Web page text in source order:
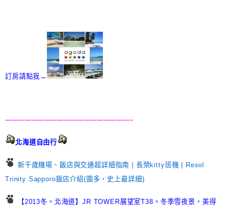
訂房請點我→
———————————————————–
北海道自由行
新千歲機場、飯店與交通超詳細指南 | 長榮kitty班機 | Resol
Trinity Sapporo飯店介紹(圖多，史上最詳細)
【2013冬。北海道】JR TOWER展望室T38。冬季雪夜景，美得